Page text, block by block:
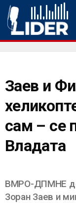
Заев и
сам – се
Владата
ВМРО-ДПМНЕ
Зоран Заев и